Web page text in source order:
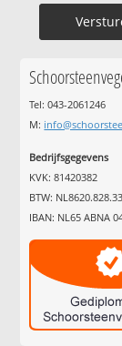
Tel: 043-2061246
M:
Bedrijfsgegevens
KVK: 81420382
BTW:
IBAN: NL65 ABNA